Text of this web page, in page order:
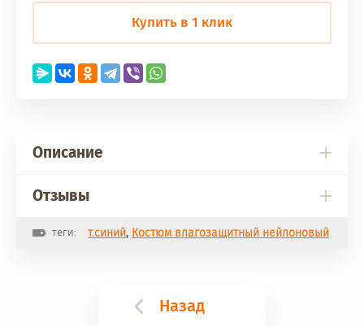
Купить в 1 клик
Описание
Отзывы
теги: т.синий, Костюм влагозащитный нейлоновый
Назад